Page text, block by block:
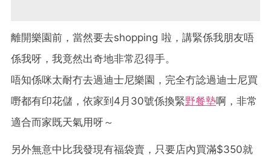
離開樂園前，當然要去shopping 啦，講緊係我朋友唔
係我呀，我竟然出奇地非常忍得手。
唔知係咪太耐冇去過迪士尼樂園，完全冇諗過迪士尼買
嘢都有印花儲，依家到4月30號係換緊野餐墊啊，非常
適合而家既天氣用呀～
另外無意中比我發現有福袋賣，只要店內買滿$350就